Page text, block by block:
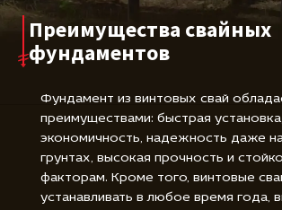
Преимущества свайных
фундаментов
Фундамент из винтовых свай
преимуществами: быстрая установка,
экономичность, надежность даже
грунтах, высокая прочность и
факторам. Кроме того, винтовые
устанавливать в любое время года,